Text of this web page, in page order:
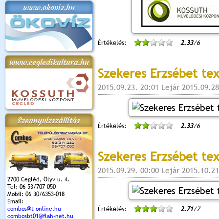
www.okoviz.hu
www.cegledikultura.hu
Szennyvízszállítás
2700 Cegléd, Ölyv u. 4.
Tel: 06 53/707-050
Mobil: 06 30/6353-018
Email:
combos@t-online.hu
combosbt01@flah-net.hu
Értékelés: 2.33/6
Szekeres Erzsébet
2015.09.23. 20:01 Lejár
Értékelés: 2.33/6
Szekeres Erzsébet
2015.09.29. 00:00 Lejár
Értékelés: 2.71/7